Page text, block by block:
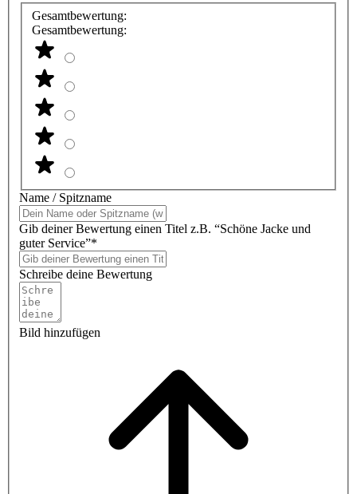
Gesamtbewertung:
Gesamtbewertung:
Name / Spitzname
Gib deiner Bewertung einen Titel z.B. “Schöne Jacke und
guter Service”*
Schreibe deine Bewertung
Bild hinzufügen